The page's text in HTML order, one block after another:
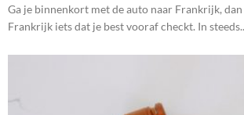
Ga je binnenkort met de auto naar Frankrijk,
Frankrijk iets dat je best vooraf checkt. In